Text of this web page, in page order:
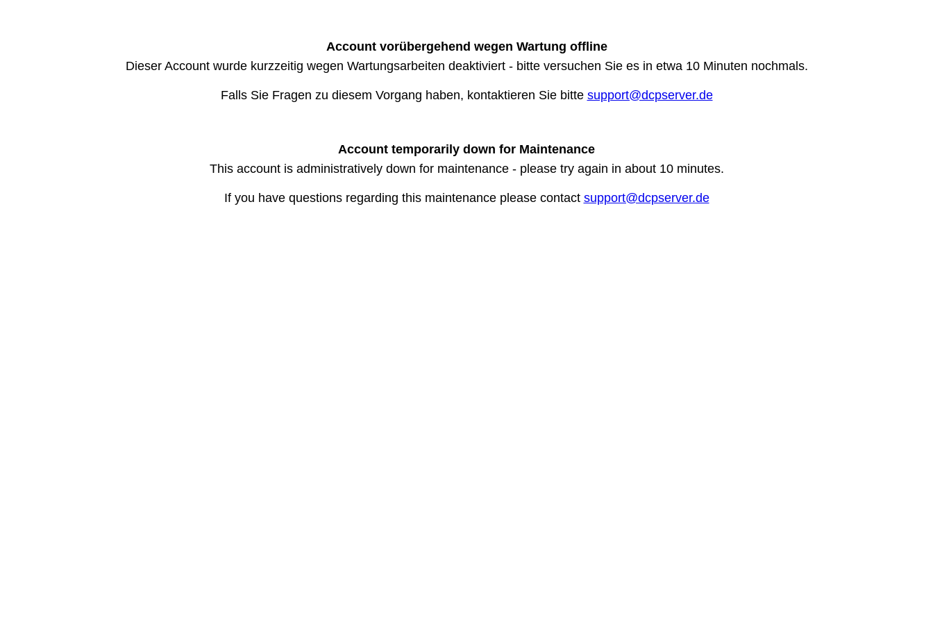
Account vorübergehend wegen Wartung offline
Dieser Account wurde kurzzeitig wegen Wartungsarbeiten deaktiviert - bitte versuchen Sie es in etwa 10 Minuten nochmals.
Falls Sie Fragen zu diesem Vorgang haben, kontaktieren Sie bitte support@dcpserver.de
Account temporarily down for Maintenance
This account is administratively down for maintenance - please try again in about 10 minutes.
If you have questions regarding this maintenance please contact support@dcpserver.de